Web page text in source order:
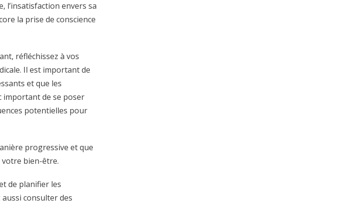
l’insatisfaction envers sa
la prise de conscience
réfléchissez à vos
Il est important de
et que les
important de se poser
potentielles pour
progressive et que
bien-être.
de planifier les
consulter des